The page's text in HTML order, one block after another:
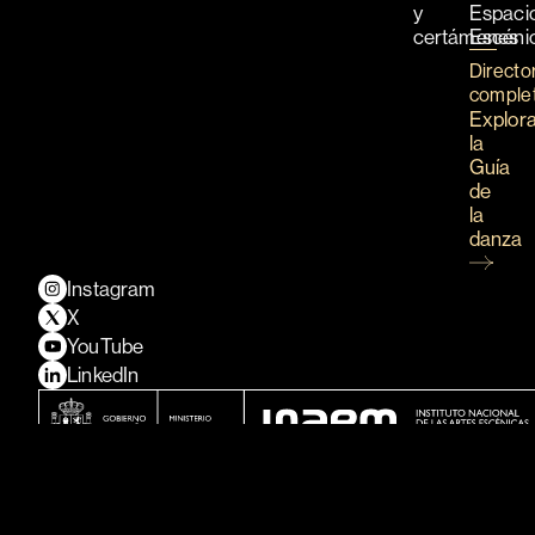
y
certámenes
la
Guía
de
la
danza
Instagram
X
YouTube
LinkedIn